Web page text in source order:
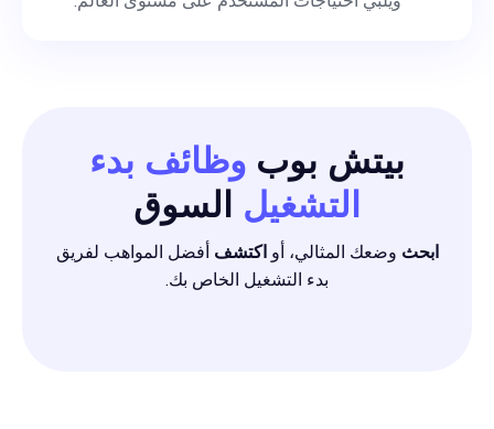
بيتش بوب وظائف بدء
التشغيل السوق
ابحث وضعك المثالي، أواكتشف أفضل المواهب لفريق
بدء التشغيل الخاص بك.